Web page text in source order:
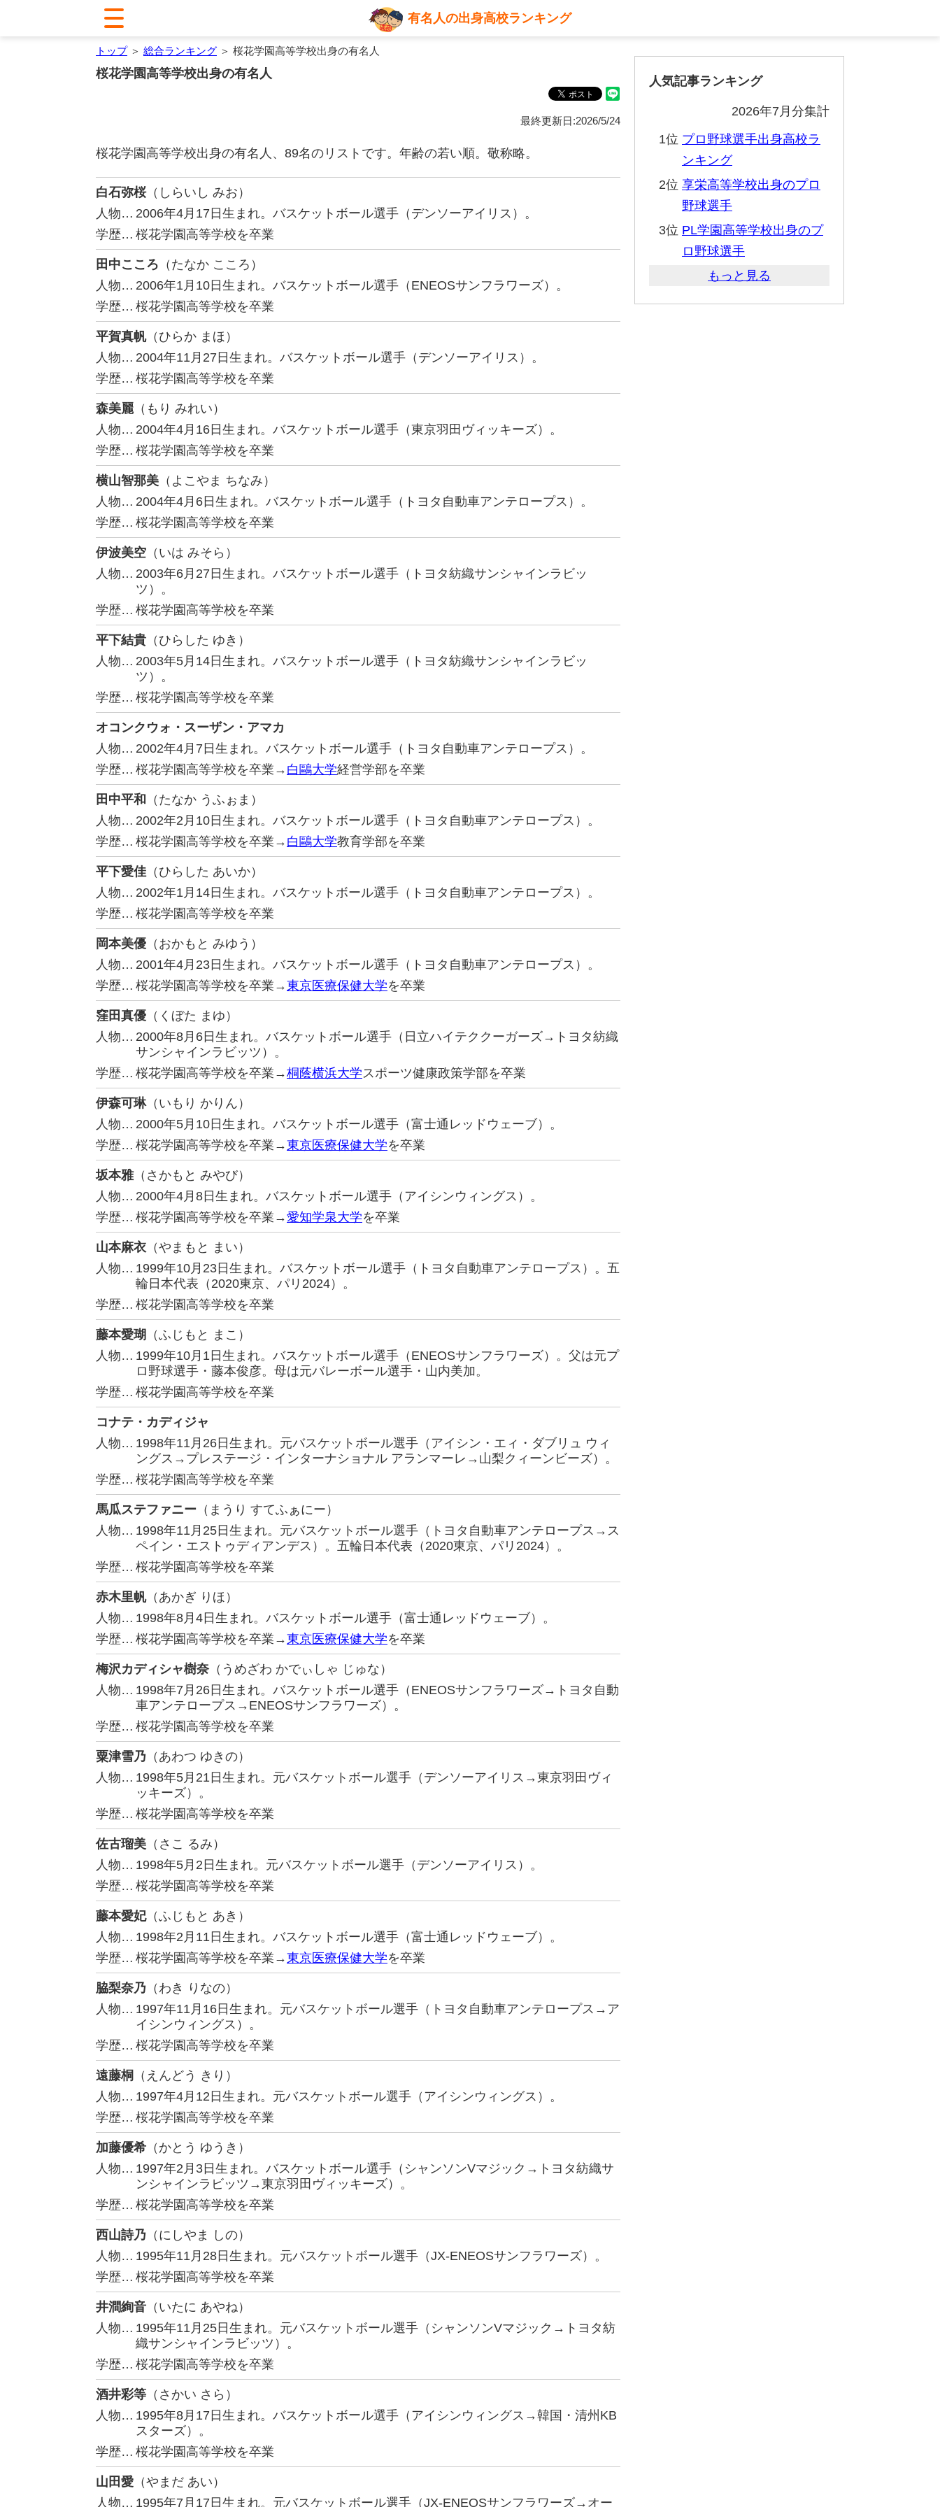
有名人の出身高校ランキング
トップ＞ 総合ランキング ＞ 桜花学園高等学校出身の有名人
桜花学園高等学校出身の有名人
最終更新日:2026/5/24
桜花学園高等学校出身の有名人、89名のリストです。年齢の若い順。敬称略。
白石弥桜（しらいし みお）
人物… 2006年4月17日生まれ。バスケットボール選手（デンソーアイリス）。
学歴… 桜花学園高等学校を卒業
田中こころ （たなか こころ）
人物… 2006年1月10日生まれ。バスケットボール選手（ENEOSサンフラワーズ）。
学歴… 桜花学園高等学校を卒業
平賀真帆（ひらか まほ）
人物… 2004年11月27日生まれ。バスケットボール選手（デンソーアイリス）。
学歴… 桜花学園高等学校を卒業
森美麗 （もり みれい）
人物… 2004年4月16日生まれ。バスケットボール選手（東京羽田ヴィッキーズ）。
学歴… 桜花学園高等学校を卒業
横山智那美 （よこやま ちなみ）
人物… 2004年4月6日生まれ。バスケットボール選手（トヨタ自動車アンテロープス）。
学歴… 桜花学園高等学校を卒業
伊波美空 （いは みそら）
人物… 2003年6月27日生まれ。バスケットボール選手（トヨタ紡織サンシャインラビッ
ツ）。
学歴… 桜花学園高等学校を卒業
平下結貴 （ひらした ゆき）
人物… 2003年5月14日生まれ。バスケットボール選手（トヨタ紡織サンシャインラビッ
ツ）。
学歴… 桜花学園高等学校を卒業
オコンクウォ・スーザン・アマカ
人物… 2002年4月7日生まれ。バスケットボール選手（トヨタ自動車アンテロープス）。
学歴… 桜花学園高等学校を卒業→ 白鷗大学経営学部を卒業
田中平和
（たなか うふぉま）
人物… 2002年2月10日生まれ。バスケットボール選手（トヨタ自動車アンテロープス）。
学歴… 桜花学園高等学校を卒業→ 白鷗大学教育学部を卒業
平下愛佳 （ひらした あいか）
人物… 2002年1月14日生まれ。バスケットボール選手（トヨタ自動車アンテロープス）。
学歴… 桜花学園高等学校を卒業
岡本美優 （おかもと みゆう）
人物… 2001年4月23日生まれ。バスケットボール選手（トヨタ自動車アンテロープス）。
学歴… 桜花学園高等学校を卒業→東京医療保健大学を卒業
窪田真優 （くぼた まゆ）
人物… 2000年8月6日生まれ。バスケットボール選手（日立ハイテククーガーズ→トヨタ紡織
サンシャインラビッツ）。
学歴… 桜花学園高等学校を卒業→桐蔭横浜大学スポーツ健康政策学部を卒業
伊森可琳（いもり かりん）
人物… 2000年5月10日生まれ。バスケットボール選手（富士通レッドウェーブ）。
学歴… 桜花学園高等学校を卒業→東京医療保健大学を卒業
坂本雅（さかもと みやび）
人物… 2000年4月8日生まれ。バスケットボール選手（アイシンウィングス）。
学歴… 桜花学園高等学校を卒業→愛知学泉大学を卒業
山本麻衣 （やまもと まい）
人物… 1999年10月23日生まれ。バスケットボール選手（トヨタ自動車アンテロープス）。五
輪日本代表（2020東京、パリ2024）。
学歴… 桜花学園高等学校を卒業
藤本愛瑚 （ふじもと まこ）
人物… 1999年10月1日生まれ。バスケットボール選手（ENEOSサンフラワーズ）。父は元プ
ロ野球選手・藤本俊彦。母は元バレーボール選手・山内美加。
学歴… 桜花学園高等学校を卒業
コナテ・カディジャ
人物… 1998年11月26日生まれ。元バスケットボール選手（アイシン・エィ・ダブリュ ウィ
ングス→プレステージ・インターナショナル アランマーレ→山梨クィーンビーズ）。
学歴… 桜花学園高等学校を卒業
馬瓜ステファニー （まうり すてふぁにー）
人物… 1998年11月25日生まれ。元バスケットボール選手（トヨタ自動車アンテロープス→ス
ペイン・エストゥディアンデス）。五輪日本代表（2020東京、パリ2024）。
学歴… 桜花学園高等学校を卒業
赤木里帆（あかぎ りほ）
人物… 1998年8月4日生まれ。バスケットボール選手（富士通レッドウェーブ）。
学歴… 桜花学園高等学校を卒業→東京医療保健大学を卒業
梅沢カディシャ樹奈 （うめざわ かでぃしゃ じゅな）
人物… 1998年7月26日生まれ。バスケットボール選手（ENEOSサンフラワーズ→トヨタ自動
車アンテロープス→ENEOSサンフラワーズ）。
学歴… 桜花学園高等学校を卒業
粟津雪乃 （あわつ ゆきの）
人物… 1998年5月21日生まれ。元バスケットボール選手（デンソーアイリス→東京羽田ヴィ
ッキーズ）。
学歴… 桜花学園高等学校を卒業
佐古瑠美 （さこ るみ）
人物… 1998年5月2日生まれ。元バスケットボール選手（デンソーアイリス）。
学歴… 桜花学園高等学校を卒業
藤本愛妃（ふじもと あき）
人物… 1998年2月11日生まれ。バスケットボール選手（富士通レッドウェーブ）。
学歴… 桜花学園高等学校を卒業→東京医療保健大学を卒業
脇梨奈乃 （わき りなの）
人物… 1997年11月16日生まれ。元バスケットボール選手（トヨタ自動車アンテロープス→ア
イシンウィングス）。
学歴… 桜花学園高等学校を卒業
遠藤桐 （えんどう きり）
人物… 1997年4月12日生まれ。元バスケットボール選手（アイシンウィングス）。
学歴… 桜花学園高等学校を卒業
加藤優希 （かとう ゆうき）
人物… 1997年2月3日生まれ。バスケットボール選手（シャンソンVマジック→トヨタ紡織サ
ンシャインラビッツ→東京羽田ヴィッキーズ）。
学歴… 桜花学園高等学校を卒業
西山詩乃 （にしやま しの）
人物… 1995年11月28日生まれ。元バスケットボール選手（JX-ENEOSサンフラワーズ）。
学歴… 桜花学園高等学校を卒業
井澗絢音 （いたに あやね）
人物… 1995年11月25日生まれ。元バスケットボール選手（シャンソンVマジック→トヨタ紡
織サンシャインラビッツ）。
学歴… 桜花学園高等学校を卒業
酒井彩等 （さかい さら）
人物… 1995年8月17日生まれ。バスケットボール選手（アイシンウィングス→韓国・清州KB
スターズ）。
学歴… 桜花学園高等学校を卒業
山田愛 （やまだ あい）
人物… 1995年7月17日生まれ。元バスケットボール選手（JX-ENEOSサンフラワーズ→オー
人気記事ランキング
2026年7月分集計
1位 プロ野球選手出身高校ラ
ンキング
2位 享栄高等学校出身のプロ
野球選手
3位 PL学園高等学校出身のプ
ロ野球選手
もっと見る